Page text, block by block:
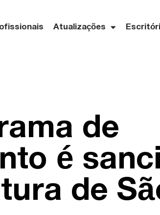
Atualizações
de
é
de